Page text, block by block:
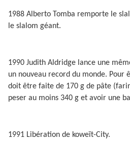
1988 Alberto Tomba remporte le
le slalom géant.
1990 Judith Aldridge lance une
un nouveau record du monde. Pour
doit être faite de 170 g de pâte
peser au moins 340 g et avoir une
1991 Libération de koweït-City.